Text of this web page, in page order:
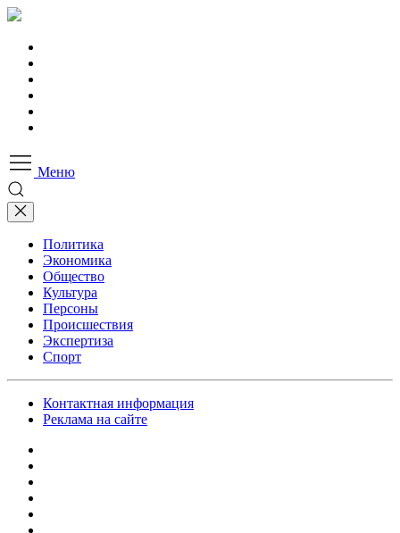
Меню
Политика
Экономика
Общество
Культура
Персоны
Происшествия
Экспертиза
Спорт
Контактная информация
Реклама на сайте